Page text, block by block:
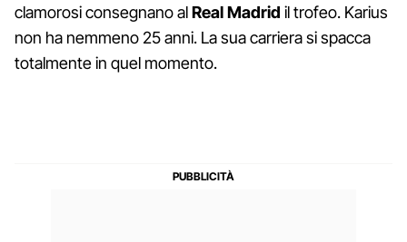
clamorosi consegnano alReal Madrid il trofeo. Karius
non ha nemmeno 25 anni. La sua carriera si spacca
totalmente in quel momento.